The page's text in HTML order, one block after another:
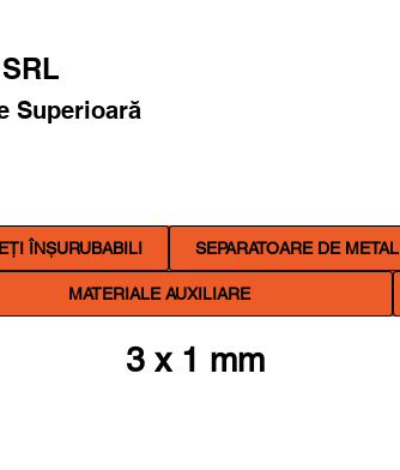
SRL
Superioară
ÎNȘURUBABILI SEPARATOARE DE METAL
MATERIALE AUXILIARE
3 x 1 mm